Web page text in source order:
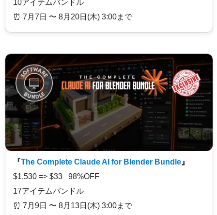
10アイテムバンドル
⏰️ 7月7日 〜 8月20日(木) 3:00まで
『The Complete Claude AI for Blender Bundle 』
$1,530 => $33 98%OFF
17アイテムバンドル
⏰️ 7月9日 〜 8月13日(木) 3:00まで